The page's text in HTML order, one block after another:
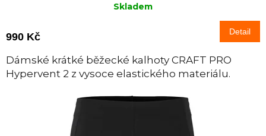
Skladem
990 Kč Detail
Dámské krátké běžecké kalhoty CRAFT PRO
Hypervent 2 z vysoce elastického materiálu.